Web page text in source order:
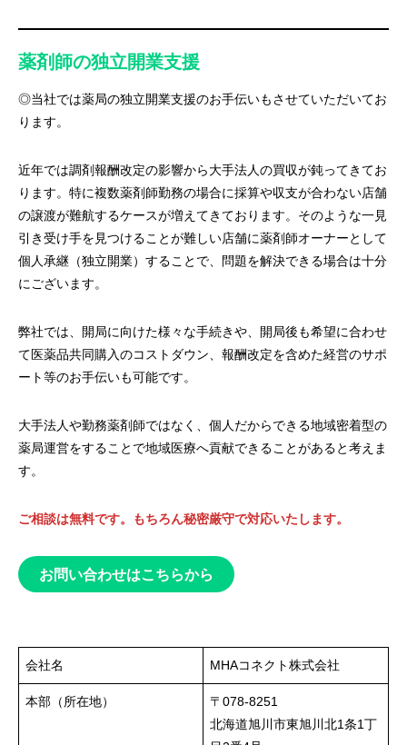
薬剤師の独立開業支援
◎当社では薬局の独立開業支援のお手伝いもさせていただいてお
ります。
近年では調剤報酬改定の影響から大手法人の買収が鈍ってきてお
ります。特に複数薬剤師勤務の場合に採算や収支が合わない店舗
の譲渡が難航するケースが増えてきております。そのような一見
引き受け手を見つけることが難しい店舗に薬剤師オーナーとして
個人承継（独立開業）することで、問題を解決できる場合は十分
にございます。
弊社では、開局に向けた様々な手続きや、開局後も希望に合わせ
て医薬品共同購入のコストダウン、報酬改定を含めた経営のサポ
ート等のお手伝いも可能です。
大手法人や勤務薬剤師ではなく、個人だからできる地域密着型の
薬局運営をすることで地域医療へ貢献できることがあると考えま
す。
ご相談は無料です。もちろん秘密厳守で対応いたします。
お問い合わせはこちらから
会社名 MHAコネクト株式会社
本部（所在地）
〒078-8251
北海道旭川市東旭川北1条1丁